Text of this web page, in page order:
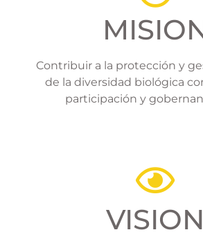
Contribuir a la protección y
de la diversidad biológica
participación y
VISION